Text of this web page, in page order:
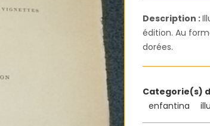
Description :
édition. Au
dorées.
Categorie(s)
enfantina